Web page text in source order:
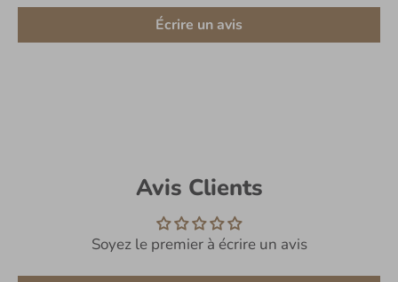
Écrire un avis
Avis Clients
Soyez le premier à écrire un avis